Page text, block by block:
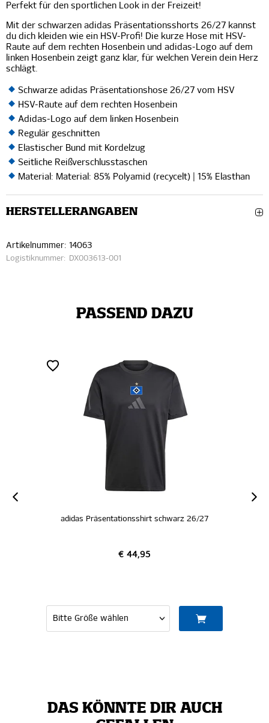
Perfekt für den sportlichen Look in der Freizeit!
Mit der schwarzen adidas Präsentationsshorts 26/27 kannst
du dich kleiden wie ein HSV-Profi! Die kurze Hose mit HSV-
Raute auf dem rechten Hosenbein und adidas-Logo auf dem
linken Hosenbein zeigt ganz klar, für welchen Verein dein Herz
schlägt.
Schwarze adidas Präsentationshose 26/27 vom HSV
HSV-Raute auf dem rechten Hosenbein
Adidas-Logo auf dem linken Hosenbein
Regulär geschnitten
Elastischer Bund mit Kordelzug
Seitliche Reißverschlusstaschen
Material: Material: 85% Polyamid (recycelt) | 15% Elasthan
HERSTELLERANGABEN
Artikelnummer: 14063
Logistiknummer: DX003613-001
PASSEND DAZU
adidas Präsentationsshirt schwarz 26/27
€ 44,95
DAS KÖNNTE DIR AUCH